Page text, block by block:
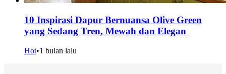
10 Inspirasi Dapur Bernuansa Olive Green
yang Sedang Tren, Mewah dan Elegan
Hot•1 bulan lalu